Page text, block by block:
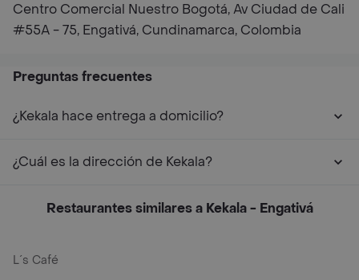
Centro Comercial Nuestro Bogotá, Av Ciudad de Cali
#55A - 75, Engativá, Cundinamarca, Colombia
Preguntas frecuentes
¿Kekala hace entrega a domicilio?
¿Cuál es la dirección de Kekala?
Restaurantes similares a Kekala - Engativá
L´s Café